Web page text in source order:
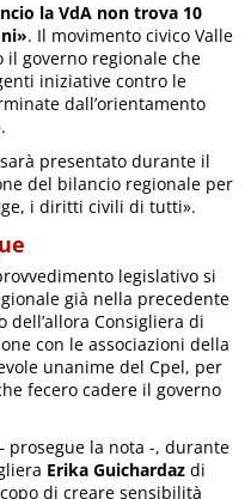
la VdA non trova 10
. Il movimento civico Valle
il governo regionale che
iniziative contro le
dall’orientamento
presentato durante il
del bilancio regionale per
i diritti civili di tutti».
legislativo si
già nella precedente
Consigliera di
con le associazioni della
unanime del Cpel, per
fecero cadere il governo
prosegue la nota -, durante
Erika Guichardaz di
di creare sensibilità